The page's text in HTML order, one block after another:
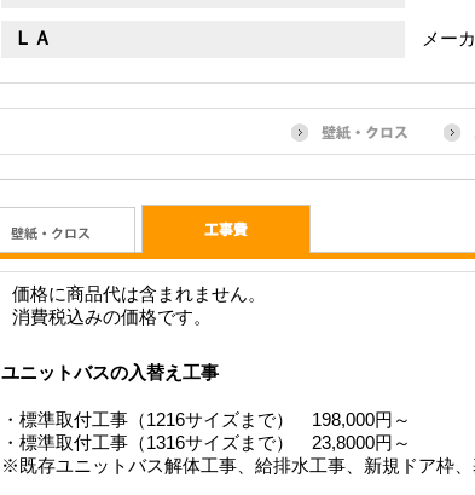
ＬＡ メー
価格に商品代は含まれません。
消費税込みの価格です。
ユニットバスの入替え工事
・標準取付工事（1216サイズまで） 198,000円～
・標準取付工事（1316サイズまで） 23,8000円～
※既存ユニットバス解体工事、給排水工事、新規ドア枠、